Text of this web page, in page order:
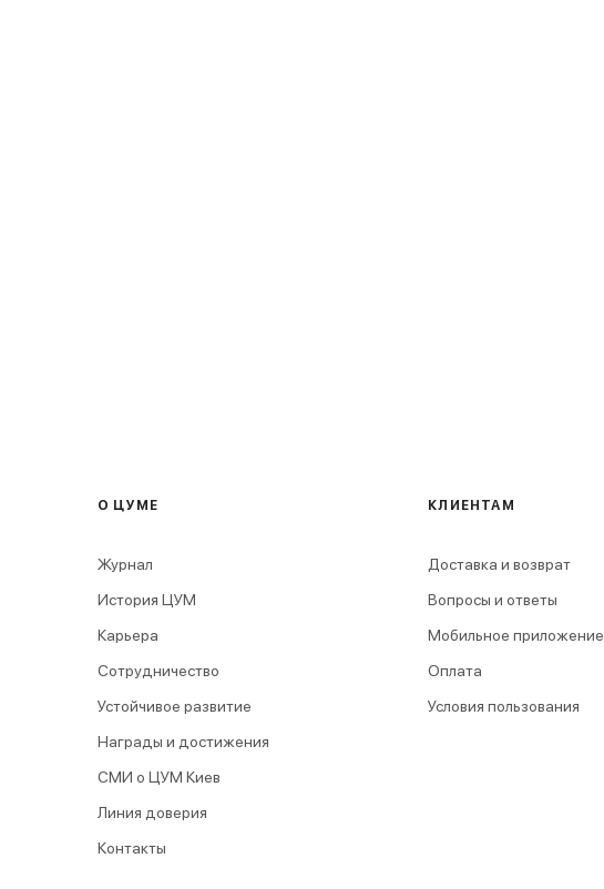
О ЦУМЕ
Журнал
История ЦУМ
Карьера
Сотрудничество
Устойчивое развитие
Награды и достижения
СМИ о ЦУМ Киев
Линия доверия
Контакты
КЛИЕНТАМ
Доставка и возврат
Вопросы и ответы
Мобильное приложение
Оплата
Условия пользования